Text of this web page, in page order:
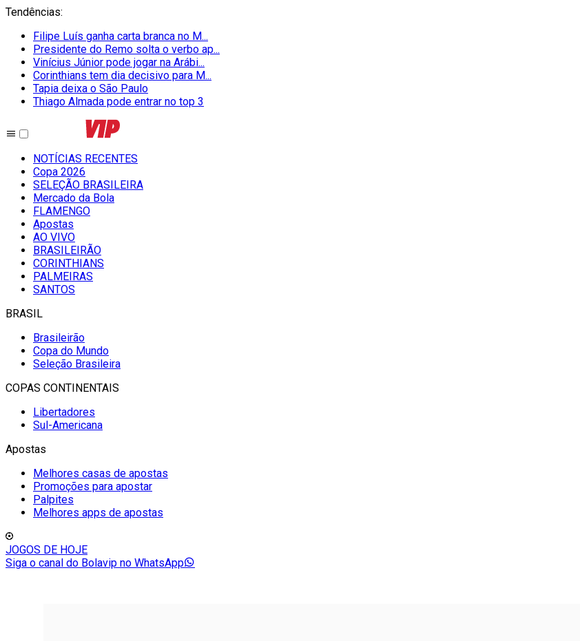
Tendências:
Filipe Luís ganha carta branca no M...
Presidente do Remo solta o verbo ap...
Vinícius Júnior pode jogar na Arábi...
Corinthians tem dia decisivo para M...
Tapia deixa o São Paulo
Thiago Almada pode entrar no top 3
NOTÍCIAS RECENTES
Copa 2026
SELEÇÃO BRASILEIRA
Mercado da Bola
FLAMENGO
Apostas
AO VIVO
BRASILEIRÃO
CORINTHIANS
PALMEIRAS
SANTOS
BRASIL
Brasileirão
Copa do Mundo
Seleção Brasileira
COPAS CONTINENTAIS
Libertadores
Sul-Americana
Apostas
Melhores casas de apostas
Promoções para apostar
Palpites
Melhores apps de apostas
JOGOS DE HOJE
Siga o canal do Bolavip no WhatsApp